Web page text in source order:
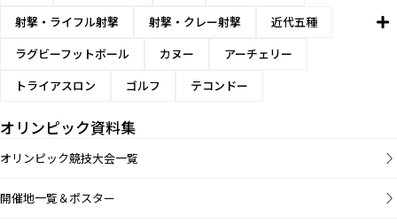
射撃・ライフル射撃
射撃・クレー射撃
近代五種
ラグビーフットボール
カヌー
アーチェリー
トライアスロン
ゴルフ テコンドー
オリンピック資料集
オリンピック競技大会一覧
開催地一覧＆ポスター